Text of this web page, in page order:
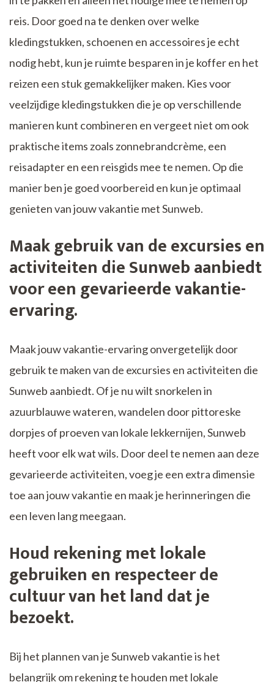
reis. Door goed na te denken over welke
kledingstukken, schoenen en accessoires je echt
nodig hebt, kun je ruimte besparen in je koffer en het
reizen een stuk gemakkelijker maken. Kies voor
veelzijdige kledingstukken die je op verschillende
manieren kunt combineren en vergeet niet om ook
praktische items zoals zonnebrandcrème, een
reisadapter en een reisgids mee te nemen. Op die
manier ben je goed voorbereid en kun je optimaal
genieten van jouw vakantie met Sunweb.
Maak gebruik van de excursies en
activiteiten die Sunweb aanbiedt
voor een gevarieerde vakantie-
ervaring.
Maak jouw vakantie-ervaring onvergetelijk door
gebruik te maken van de excursies en activiteiten die
Sunweb aanbiedt. Of je nu wilt snorkelen in
azuurblauwe wateren, wandelen door pittoreske
dorpjes of proeven van lokale lekkernijen, Sunweb
heeft voor elk wat wils. Door deel te nemen aan deze
gevarieerde activiteiten, voeg je een extra dimensie
toe aan jouw vakantie en maak je herinneringen die
een leven lang meegaan.
Houd rekening met lokale
gebruiken en respecteer de
cultuur van het land dat je
bezoekt.
Bij het plannen van je Sunweb vakantie is het
belangrijk om rekening te houden met lokale